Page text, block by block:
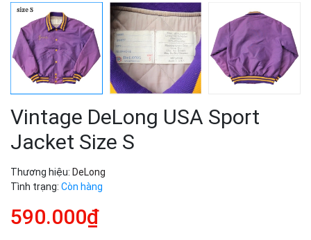
Vintage DeLong USA Sport
Jacket Size S
Thương hiệu: DeLong
Tình trạng: Còn hàng
590.000₫